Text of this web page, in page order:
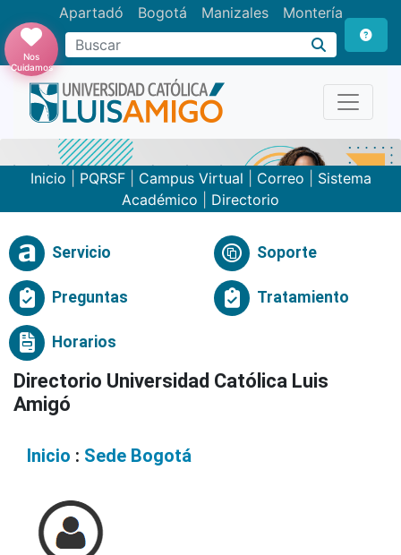
Apartadó Bogotá Manizales Montería
Buscar
Nos
Cuidamos
Inicio PQRSF| Campus Virtual Correo
Sistema
Académico
Directorio
Servicio Soporte
Preguntas Tratamiento
Horarios
Directorio Universidad Católica Luis
Amigó
Inicio : Sede Bogotá